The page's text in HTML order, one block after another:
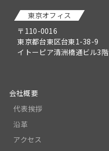
東京オフィス
〒110-0016
東京都台東区台東1-38-9
イトーピア清洲橋通ビル3階
会社概要
代表挨拶
沿革
アクセス